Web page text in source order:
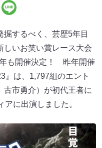
するべく、芸歴5年目
しいお笑い賞レース大会
年も開催決定！ 昨年開催
』は、1,797組のエント
古市勇介）が初代王者に
に出演しました。